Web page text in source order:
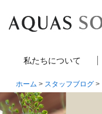
私たちについて
ホーム > スタッフブログ >